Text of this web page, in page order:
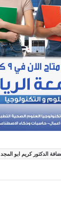
الدكتور كريم ابو المجد